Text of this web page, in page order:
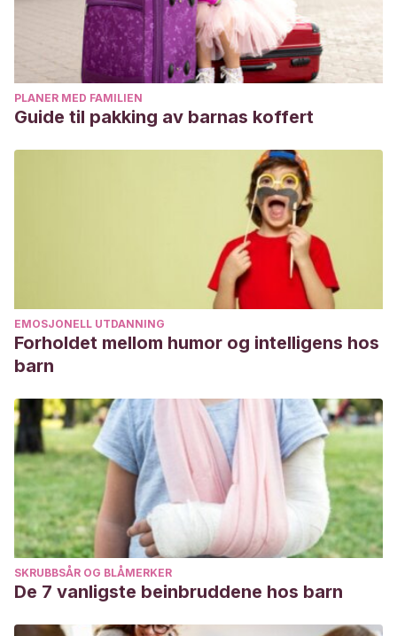
PLANER MED FAMILIEN
Guide til pakking av barnas koffert
EMOSJONELL UTDANNING
Forholdet mellom humor og intelligens hos
barn
SKRUBBSÅR OG BLÅMERKER
De 7 vanligste beinbruddene hos barn